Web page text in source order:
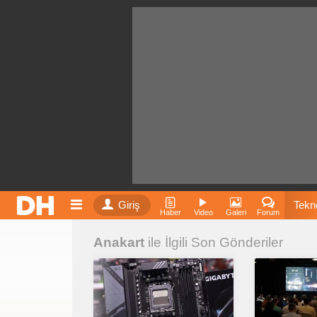
Giriş
Haber Video Galeri Forum
Anakart ile İlgili Son Gönderiler